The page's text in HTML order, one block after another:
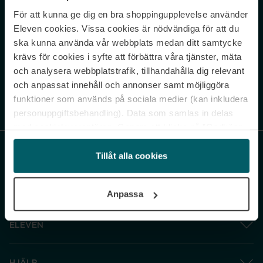
För att kunna ge dig en bra shoppingupplevelse använder
Eleven cookies. Vissa cookies är nödvändiga för att du
ska kunna använda vår webbplats medan ditt samtycke
krävs för cookies i syfte att förbättra våra tjänster, mäta
och analysera webbplatstrafik, tillhandahålla dig relevant
och anpassat innehåll och annonser samt möjliggöra
funktioner som används på sociala medier (kan inkludera
personuppgiftsbehandling). Data som samlas in delas
och gå vidare” accepterar du samtliga cookies medan du
under ”Inställningar” kan anpassa användningen av
cookies. Du kan återkalla ditt samtycke när som helst.
Tillåt alla cookies
Anpassa
Never miss a beat.
Sign up to our newsletter.
Genom att prenumerera accepterar du vår Integritetspolicy. Avprenumerera
ELEVEN